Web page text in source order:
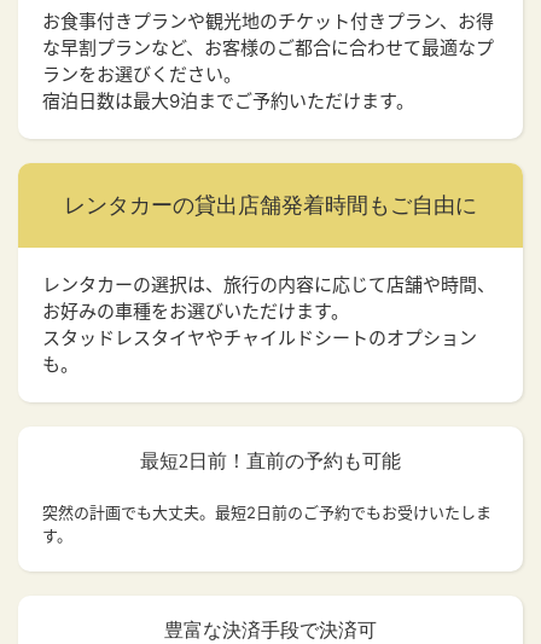
お食事付きプランや観光地のチケット付きプラン、お得
な早割プランなど、お客様のご都合に合わせて最適なプ
ランをお選びください。
宿泊日数は最大9泊までご予約いただけます。
レンタカーの貸出店舗発着時間もご自由に
レンタカーの選択は、旅行の内容に応じて店舗や時間、
お好みの車種をお選びいただけます。
スタッドレスタイヤやチャイルドシートのオプション
も。
最短2日前！直前の予約も可能
突然の計画でも大丈夫。 最短2日前のご予約でもお受けいたしま
す。
豊富な決済手段で決済可